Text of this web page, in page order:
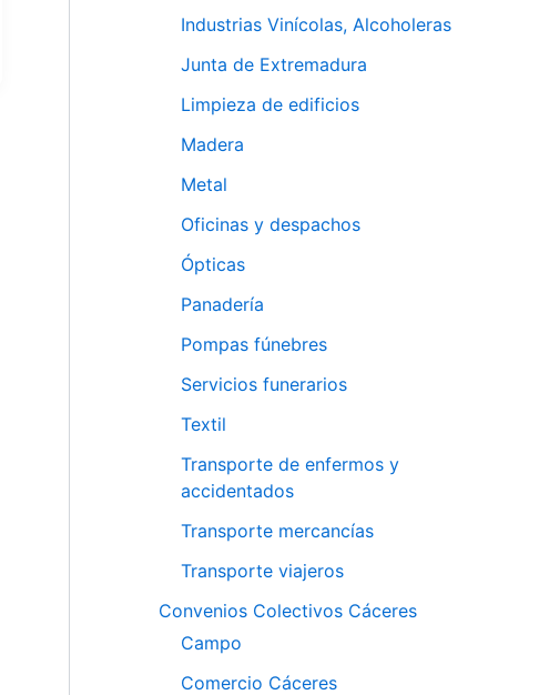
Industrias Vinícolas, Alcoholeras
Junta de Extremadura
Limpieza de edificios
Madera
Metal
Oficinas y despachos
Ópticas
Panadería
Pompas fúnebres
Servicios funerarios
Textil
Transporte de enfermos y
accidentados
Transporte mercancías
Transporte viajeros
Convenios Colectivos Cáceres
Campo
Comercio Cáceres